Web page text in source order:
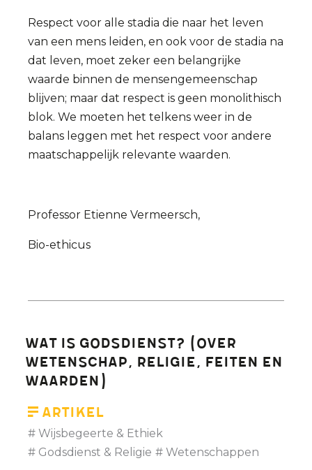
Respect voor alle stadia die naar het leven
van een mens leiden, en ook voor de stadia na
dat leven, moet zeker een belangrijke
waarde binnen de mensengemeenschap
blijven; maar dat respect is geen monolithisch
blok. We moeten het telkens weer in de
balans leggen met het respect voor andere
maatschappelijk relevante waarden.
Professor Etienne Vermeersch,
Bio-ethicus
Wat is godsdienst? (over
wetenschap, religie, feiten en
waarden)
Artikel
Wijsbegeerte & Ethiek
Godsdienst & Religie
Wetenschappen